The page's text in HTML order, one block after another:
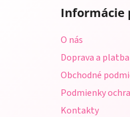
Informácie
O nás
Doprava a platba
Obchodné
Podmienky
Kontakty